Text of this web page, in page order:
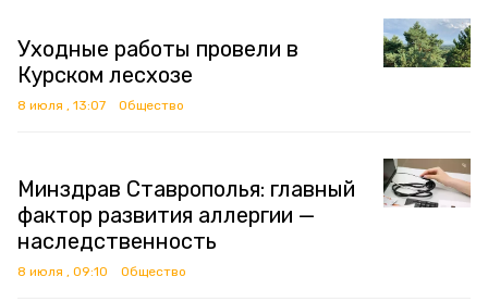
Уходные работы провели в
Курском лесхозе
8 июля , 13:07 Общество
Минздрав Ставрополья: главный
фактор развития аллергии —
наследственность
8 июля , 09:10 Общество